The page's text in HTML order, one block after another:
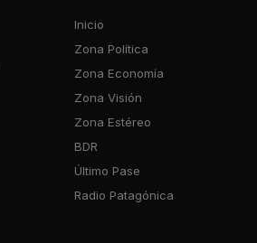
Inicio
Zona Política
Zona Economía
Zona Visión
Zona Estéreo
BDR
Último Pase
Radio Patagónica